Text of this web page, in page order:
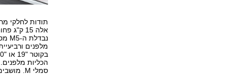
אלה 15
מלפנים
הכליות
סמלי M. מושבים הספורט הקדמיים אמורים להציע תמיכה טובה מבעבר.